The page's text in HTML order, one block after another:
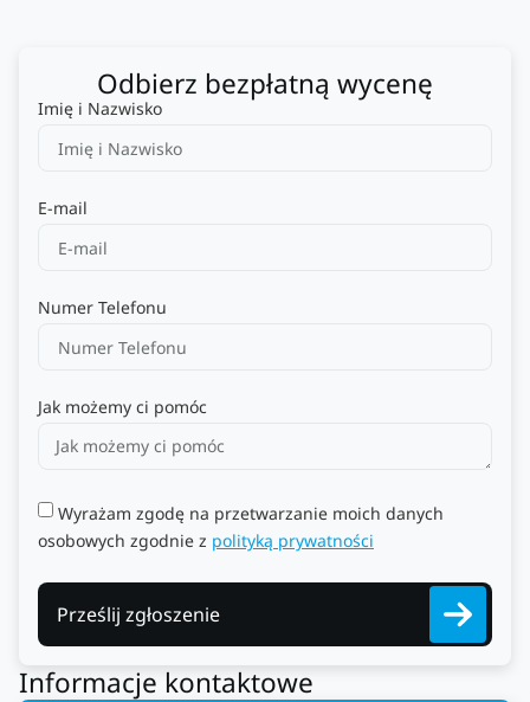
Odbierz bezpłatną wycenę
Imię i Nazwisko
E-mail
Numer Telefonu
Jak możemy ci pomóc
Wyrażam zgodę na przetwarzanie moich danych
osobowych zgodnie z polityką prywatności
Prześlij zgłoszenie
Informacje kontaktowe